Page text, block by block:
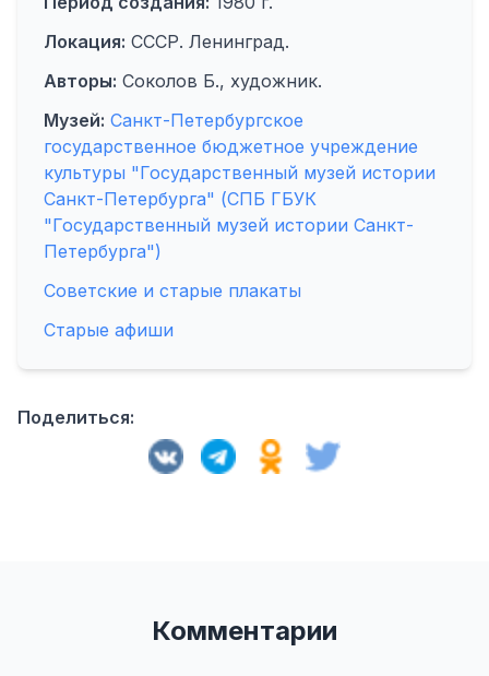
Локация: СССР. Ленинград.
Авторы: Соколов Б., художник.
Музей: Санкт-Петербургское
государственное бюджетное учреждение
культуры "Государственный музей истории
Санкт-Петербурга" (СПБ ГБУК
"Государственный музей истории Санкт-
Петербурга")
Советские и старые плакаты
Старые афиши
Поделиться:
Комментарии